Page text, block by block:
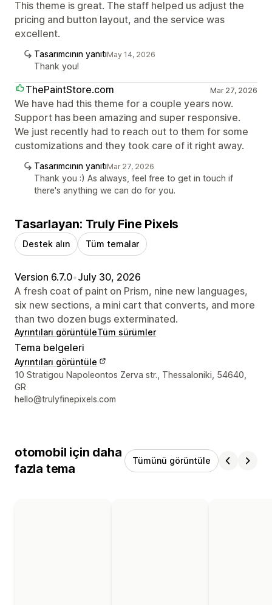
This theme is great. The staff helped us adjust the
pricing and button layout, and the service was
excellent.
Tasarımcının yanıtıMay 14, 2026
Thank you!
ThePaintStore.com Mar 27, 2026
We have had this theme for a couple years now.
Support has been amazing and super responsive.
We just recently had to reach out to them for some
customizations and they took care of it right away.
Tasarımcının yanıtıMar 27, 2026
Thank you :) As always, feel free to get in touch if
there's anything we can do for you.
Tasarlayan: Truly Fine Pixels
Destek alın Tüm temalar
Version 6.7.0•July 30, 2026
A fresh coat of paint on Prism, nine new languages,
six new sections, a mini cart that converts, and more
than two dozen bugs exterminated.
Ayrıntıları görüntüleTüm sürümler
Tema belgeleri
Ayrıntıları görüntüle
Tasarımcı iletişim bilgileri
10 Stratigou Napoleontos Zerva str., Thessaloniki, 54640,
GR
hello@trulyfinepixels.com
otomobil için daha
fazla tema
Tümünü görüntüle